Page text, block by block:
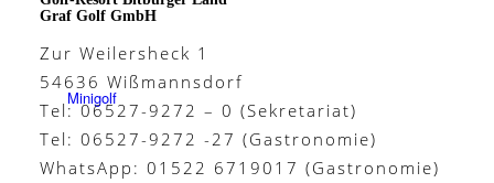
Minigolf
Graf Golf GmbH
Zur Weilersheck 1
54636 Wißmannsdorf
Tel: 06527-9272 – 0 (Sekretariat)
Tel: 06527-9272 -27 (Gastronomie)
WhatsApp: 01522 6719017 (Gastronomie)